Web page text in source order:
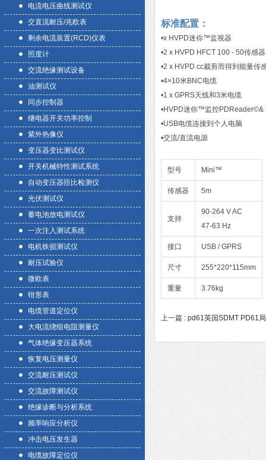
电流电压曲线测试仪
交直流耐压/兆欧表
剩余电流装置(RCD)仪表
照度计
交流绝缘测试设备
油测试仪
同步控制器
继电器开关功率控制
紫外热像仪
变压器变比测试仪
开关机械特性测试系统
自动变压器匝比检测仪
光伏测试仪
蓄电池放电测试仪
一次注入测试系统
电机铁损测试仪
耐压试验仪
微欧表
钳形表
电缆管道定位仪
大电流绕组电阻测量仪
气体绝缘变压器系统
恢复电压测量仪
交流耐压测试仪
交流故障测试仪
绝缘诊断与分析系统
频率响应分析仪
冲击电压发生器
电缆故障定位仪
标准配置：
•x HVPD迷你™监视器
•2 x HVPD HFCT 100 - 50传感器
•2 x HVPD cc裁剪而得到能量传
•4×10米BNC电缆
•1 x GPRS天线和3米电缆
•HVPD迷你™监控
•USB电缆连接到个人电脑
•交流/直流电源
型号 Mini™
传感器 5m
支持
90-264 V AC
47-63 Hz
接口 USB / GPRS
尺寸 255*220*115mm
重量 3.76kg
上一篇 : pd61英国SDMT PD61